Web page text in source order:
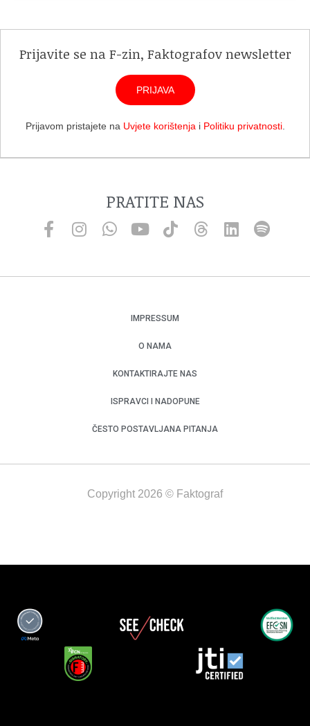
Prijavite se na F-zin, Faktografov newsletter
PRIJAVA
Prijavom pristajete na Uvjete korištenja i Politiku privatnosti.
PRATITE NAS
IMPRESSUM
O NAMA
KONTAKTIRAJTE NAS
ISPRAVCI I NADOPUNE
ČESTO POSTAVLJANA PITANJA
Copyright 2026 © Faktograf